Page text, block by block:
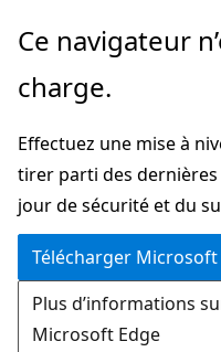
Passer
directement
au
principal
Ce navigateur
charge.
Effectuez une mise à
tirer parti des
jour de sécurité et du
Télécharger Microsoft
Plus d’informations
Microsoft Edge